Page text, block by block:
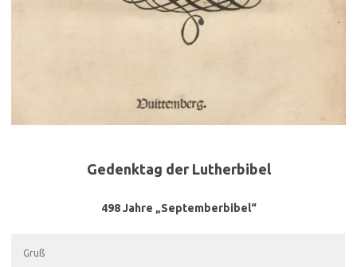
Gedenktag der Lutherbibel
498 Jahre „Septemberbibel“
Gruß